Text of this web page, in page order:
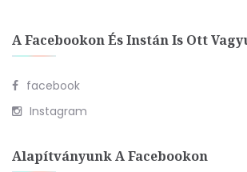
A Facebookon És Instán Is Ott
facebook
Instagram
Alapítványunk A Facebookon